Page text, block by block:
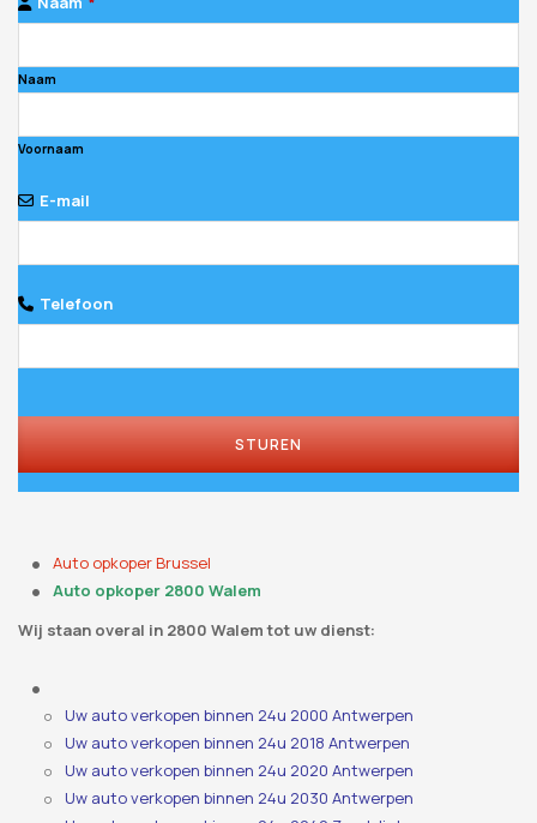
*
Naam
Voornaam
E-mail
Telefoon
STUREN
Auto opkoper Brussel
Auto opkoper 2800 Walem
Wij staan ​​overal in 2800 Walem tot uw dienst:
Uw auto verkopen binnen 24u 2000 Antwerpen
Uw auto verkopen binnen 24u 2018 Antwerpen
Uw auto verkopen binnen 24u 2020 Antwerpen
Uw auto verkopen binnen 24u 2030 Antwerpen